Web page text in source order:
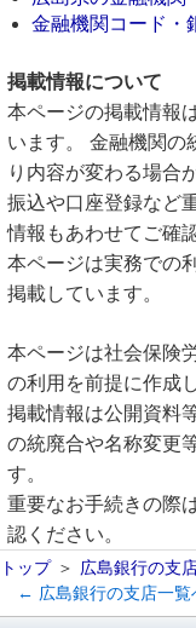
金融機関コード・
掲載情報について
本ページの掲載情報
います。 金融機関の
り内容が変わる場合
振込や口座登録など
情報もあわせてご確
本ページは実務での
掲載しています。
本ページは社会保険
の利用を前提に作成
掲載情報は公開資料
の統廃合や名称変更
す。
重要なお手続きの際
認ください。
トップ 広島銀行の支
← 広島銀行の支店一覧